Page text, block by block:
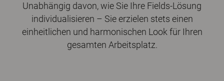
Unabhängig davon, wie Sie Ihre Fields-Lösung
individualisieren – Sie erzielen stets einen
einheitlichen und harmonischen Look für Ihren
gesamten Arbeitsplatz.